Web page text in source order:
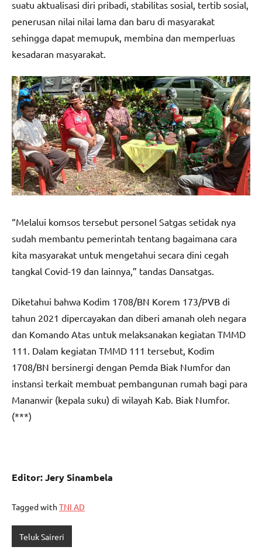
suatu aktualisasi diri pribadi, stabilitas sosial, tertib sosial,
penerusan nilai nilai lama dan baru di masyarakat
sehingga dapat memupuk, membina dan memperluas
kesadaran masyarakat.
“Melalui komsos tersebut personel Satgas setidak nya
sudah membantu pemerintah tentang bagaimana cara
kita masyarakat untuk mengetahui secara dini cegah
tangkal Covid-19 dan lainnya,” tandas Dansatgas.
Diketahui bahwa Kodim 1708/BN Korem 173/PVB di
tahun 2021 dipercayakan dan diberi amanah oleh negara
dan Komando Atas untuk melaksanakan kegiatan TMMD
111. Dalam kegiatan TMMD 111 tersebut, Kodim
1708/BN bersinergi dengan Pemda Biak Numfor dan
instansi terkait membuat pembangunan rumah bagi para
Mananwir (kepala suku) di wilayah Kab. Biak Numfor.
(***)
Editor: Jery Sinambela
Tagged with TNI AD
Teluk Saireri